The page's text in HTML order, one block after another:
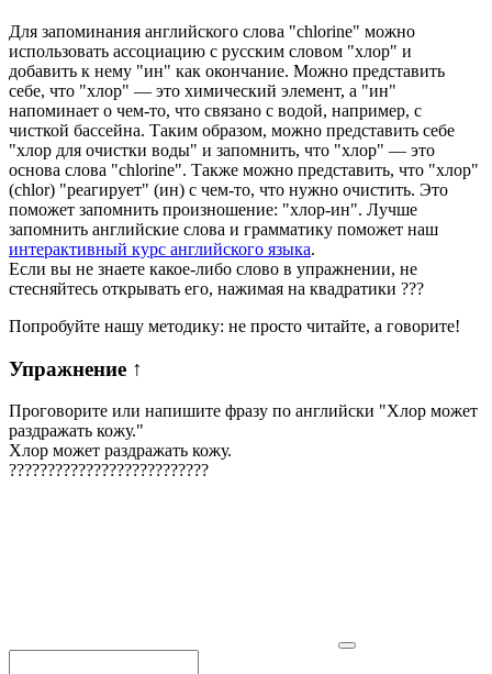
Для запоминания английского слова "chlorine" можно
использовать ассоциацию с русским словом "хлор" и
добавить к нему "ин" как окончание. Можно представить
себе, что "хлор" — это химический элемент, а "ин"
напоминает о чем-то, что связано с водой, например, с
чисткой бассейна. Таким образом, можно представить себе
"хлор для очистки воды" и запомнить, что "хлор" — это
основа слова "chlorine". Также можно представить, что "хлор"
(chlor) "реагирует" (ин) с чем-то, что нужно очистить. Это
поможет запомнить произношение: "хлор-ин". Лучше
запомнить английские слова и грамматику поможет наш
интерактивный курс английского языка.
Если вы не знаете какое-либо слово в упражнении, не
стесняйтесь открывать его, нажимая на квадратики ???
Попробуйте нашу методику: не просто читайте, а говорите!
Упражнение ↑
Проговорите или напишите фразу по английски "Хлор может
раздражать кожу."
Хлор может раздражать кожу.
??????????????????????????